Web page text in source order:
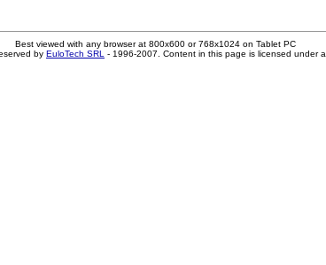
Best viewed with any browser at 800x600 or 768x1024 on Tablet PC
by EuloTech SRL - 1996-2007. Content in this page is licensed under a